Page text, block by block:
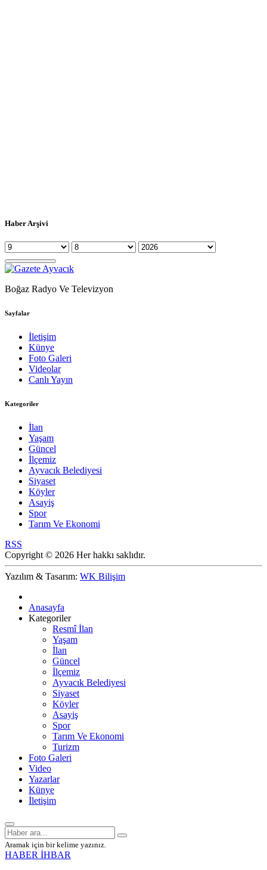
Haber Arşivi
Boğaz Radyo Ve Televizyon
Sayfalar
İletişim
Künye
Foto Galeri
Videolar
Canlı Yayın
Kategoriler
İlan
Yaşam
Güncel
İlçemiz
Ayvacık Belediyesi
Siyaset
Köyler
Asayiş
Spor
Tarım Ve Ekonomi
RSS
Copyright © 2026 Her hakkı saklıdır.
Yazılım & Tasarım: WK Bilişim
Anasayfa
Kategoriler
Resmî İlan
Yaşam
İlan
Güncel
İlçemiz
Ayvacık Belediyesi
Siyaset
Köyler
Asayiş
Spor
Tarım Ve Ekonomi
Turizm
Foto Galeri
Video
Yazarlar
Künye
İletişim
Aramak için bir kelime yazınız.
HABER İHBAR